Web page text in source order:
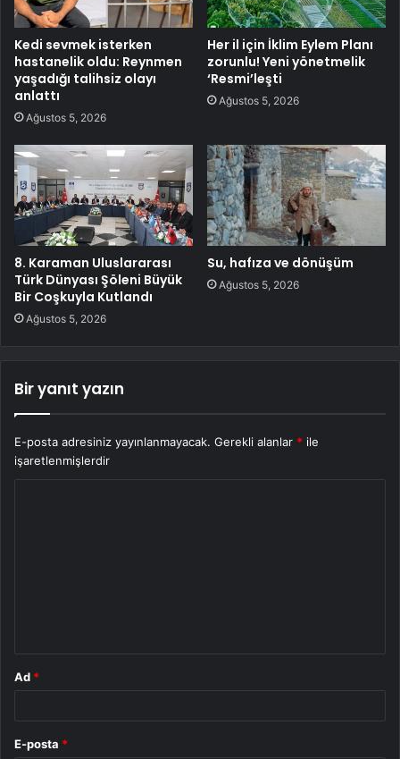
Kedi sevmek isterken
hastanelik oldu: Reynmen
yaşadığı talihsiz olayı
anlattı
Ağustos 5, 2026
Her il için İklim Eylem Planı
zorunlu! Yeni yönetmelik
‘Resmi’leşti
Ağustos 5, 2026
8. Karaman Uluslararası
Türk Dünyası Şöleni Büyük
Bir Coşkuyla Kutlandı
Ağustos 5, 2026
Su, hafıza ve dönüşüm
Ağustos 5, 2026
Bir yanıt yazın
E-posta adresiniz yayınlanmayacak. Gerekli alanlar * ile
işaretlenmişlerdir
Ad *
E-posta *